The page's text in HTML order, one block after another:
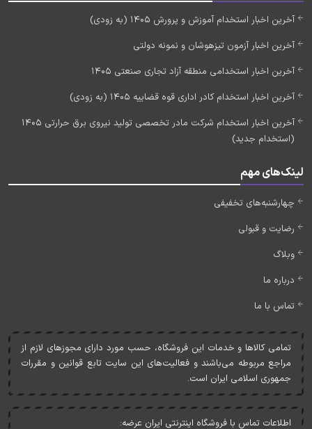
آخرین اخبار استخدام آموزش و پرورش 1405 (به زودی)
آخرین اخبار آزمون تیزهوشان و نمونه دولتی
آخرین اخبار استخدامی منطقه آزاد تجاری صنعتی 1405
آخرین اخبار استخدام کادر اداری قوه قضاییه 1405 (به زودی)
آخرین اخبار استخدام شرکت مادر تخصصی تولید نیروی برق حرارتی 1405
(استخدام جدید)
لینک‌های مهم
چهارشنبه‌های تخفیفی
رضایت و قبولی
وبلاگ
درباره ما
تماس با ما
تمامی کالاها و خدمات اين فروشگاه، حسب مورد دارای مجوزهای لازم از
مراجع مربوطه می‌باشند و فعاليت‌های اين سايت تابع قوانين و مقررات
جمهوری اسلامی ايران است.
اطلاعات تماس با فروشگاه اینترنتی ایران عرضه: